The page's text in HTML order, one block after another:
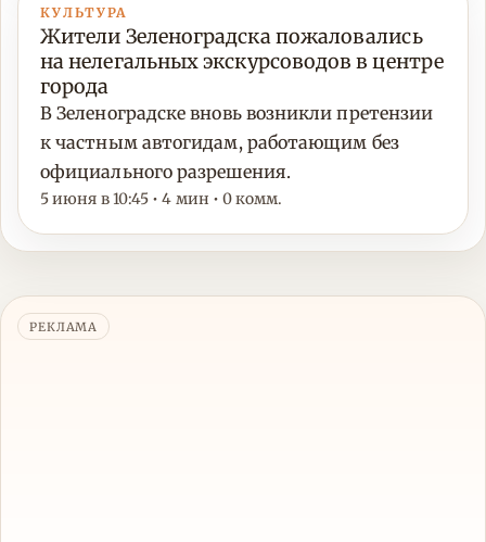
КУЛЬТУРА
Жители Зеленоградска пожаловались
на нелегальных экскурсоводов в центре
города
В Зеленоградске вновь возникли претензии
к частным автогидам, работающим без
официального разрешения.
5 июня в 10:45 • 4 мин • 0 комм.
РЕКЛАМА